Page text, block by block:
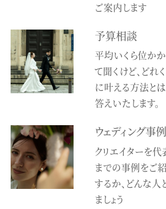
ご案内します
予算相談
平均いくら位か
て聞くけど、どれ
に叶える方法と
答えいたします。
ウェディング事
クリエイターを
までの事例をご
するか、どんな
ましょう